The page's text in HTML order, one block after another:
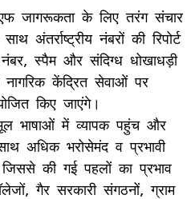
जागरूकता के लिए तरंग संचार
अंतर्राष्ट्रीय नंबरों की रिपोर्ट
स्पैम और संदिग्ध धोखाधड़ी
केंद्रित सेवाओं पर
किए जाएंगे।
भाषाओं में व्यापक पहुंच और
अधिक भरोसेमंद व प्रभावी
की गई पहलों का प्रभाव
गैर सरकारी संगठनों, ग्राम